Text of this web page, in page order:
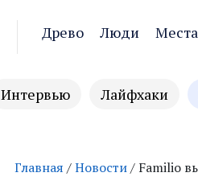
Древо Люди Места
Интервью Лайфхаки
Главная /Новости/ Familio